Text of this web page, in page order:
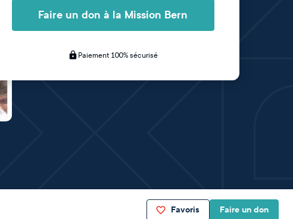
Faire un don à la Mission Bern
Paiement 100% sécurisé
Favoris Faire un don